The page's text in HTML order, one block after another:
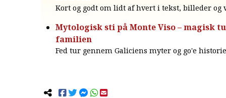
Kort og godt om lidt af hvert i tekst, billeder og
Mytologisk sti på Monte Viso – magisk
familien
Fed tur gennem Galiciens myter og go'e